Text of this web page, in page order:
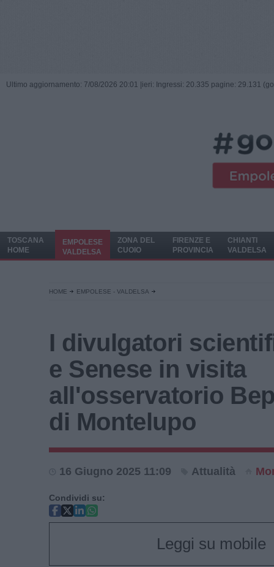
Ultimo aggiornamento: 7/08/2026 20:01 | ieri: Ingressi: 20.335 pagine: 29.131
TOSCANA
HOME
EMPOLESE
VALDELSA
ZONA DEL
CUOIO
FIRENZE E
PROVINCIA
CHIANTI
VALDELSA
HOME EMPOLESE - VALDELSA
I divulgatori
e Senese in visita
all'osservatorio
di Montelupo
16 Giugno 2025 11:09 Attualità
Condividi su:
Leggi su mobile